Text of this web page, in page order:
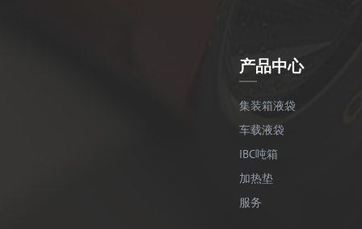
产品中心
集装箱液袋
车载液袋
IBC吨箱
加热垫
服务